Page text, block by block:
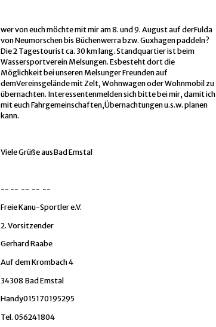
wer von euch möchte mit mir am 8. und 9. August auf derFulda
von Neumorschen bis Büchenwerra bzw. Guxhagen paddeln?
Die 2 Tagestourist ca. 30 km lang. Standquartier ist beim
Wassersportverein Melsungen. Esbesteht dort die
Möglichkeit bei unseren Melsunger Freunden auf
demVereinsgelände mit Zelt, Wohnwagen oder Wohnmobil zu
übernachten. Interessentenmelden sich bitte bei mir, damit ich
mit euch Fahrgemeinschaften,Übernachtungen u.s.w. planen
kann.
Viele Grüße ausBad Emstal
-- -- -- -- --
Freie Kanu-Sportler e.V.
2. Vorsitzender
Gerhard Raabe
Auf dem Krombach 4
34308 Bad Emstal
Handy015170195295
Tel. 056241804